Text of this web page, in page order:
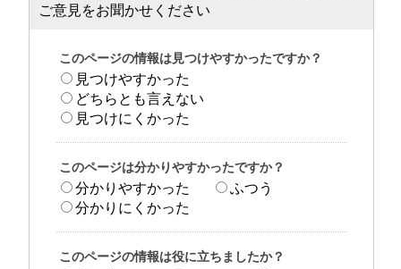
ご意見をお聞かせください
このページの情報は見つけやすかったですか？
見つけやすかった
どちらとも言えない
見つけにくかった
このページは分かりやすかったですか？
分かりやすかった
ふつう
分かりにくかった
このページの情報は役に立ちましたか？